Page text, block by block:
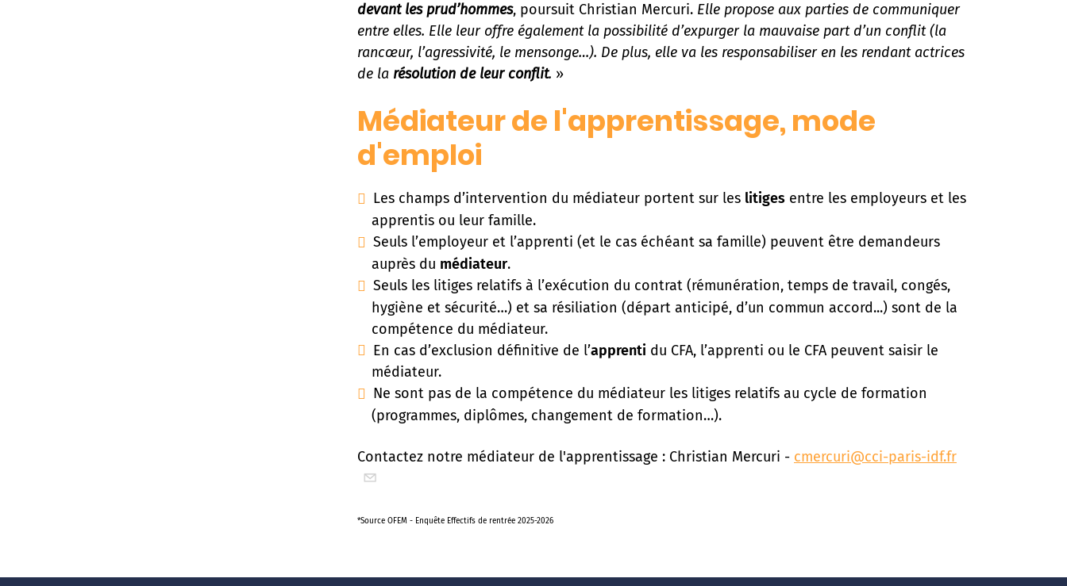
devant les prud’hommes, poursuit Christian Mercuri. Elle propose aux parties de communiquer
entre elles. Elle leur offre également la possibilité d’expurger la mauvaise part d’un conflit (la
rancœur, l’agressivité, le mensonge…). De plus, elle va les responsabiliser en les rendant actrices
de la résolution de leur conflit. »
Médiateur de l'apprentissage, mode
d'emploi
Les champs d’intervention du médiateur portent sur les litiges entre les employeurs et les
apprentis ou leur famille.
Seuls l’employeur et l’apprenti (et le cas échéant sa famille) peuvent être demandeurs
auprès du médiateur.
Seuls les litiges relatifs à l’exécution du contrat (rémunération, temps de travail, congés,
hygiène et sécurité…) et sa résiliation (départ anticipé, d’un commun accord...) sont de la
compétence du médiateur.
En cas d’exclusion définitive de l’apprenti du CFA, l’apprenti ou le CFA peuvent saisir le
médiateur.
Ne sont pas de la compétence du médiateur les litiges relatifs au cycle de formation
(programmes, diplômes, changement de formation…).
Contactez notre médiateur de l'apprentissage : Christian Mercuri - cmercuri@cci-paris-idf.fr
*Source OFEM - Enquête Effectifs de rentrée 2025-2026